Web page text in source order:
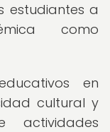
estudiantes a
como
en
cultural y